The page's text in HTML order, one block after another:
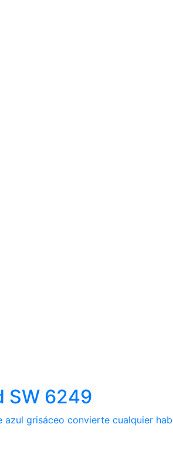
SW 6249
grisáceo convierte cualquier